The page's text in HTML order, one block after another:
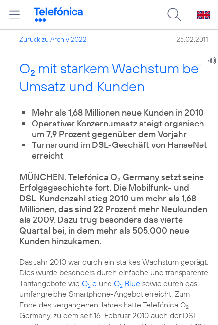
Zurück zu Archiv 2022 25.02.2011
O2 mit starkem Wachstum bei
Umsatz und Kunden
Mehr als 1,68 Millionen neue Kunden in 2010
Operativer Konzernumsatz steigt organisch
um 7,9 Prozent gegenüber dem Vorjahr
Turnaround im DSL-Geschäft von HanseNet
erreicht
MÜNCHEN. Telefónica O2 Germany setzt seine
Erfolgsgeschichte fort. Die Mobilfunk- und
DSL-Kundenzahl stieg 2010 um mehr als 1,68
Millionen, das sind 22 Prozent mehr Neukunden
als 2009. Dazu trug besonders das vierte
Quartal bei, in dem mehr als 505.000 neue
Kunden hinzukamen.
Das Jahr 2010 war durch ein starkes Wachstum geprägt.
Dies wurde besonders durch einfache und transparente
Tarifangebote wie O2 o und O2 Blue sowie durch das
umfangreiche Smartphone-Angebot erreicht. Zum
Ende des vergangenen Jahres hatte Telefónica O2
Germany, zu dem seit 16. Februar 2010 auch der DSL-